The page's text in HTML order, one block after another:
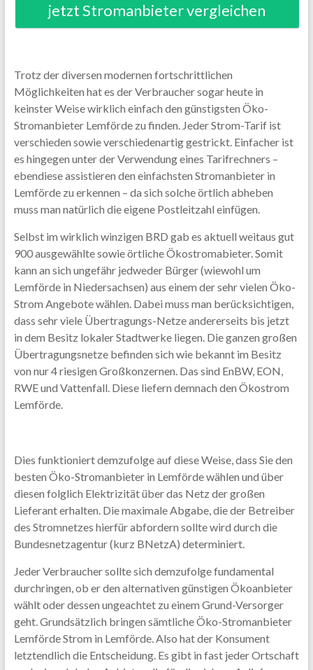
jetzt Stromanbieter vergleichen
Trotz der diversen modernen fortschrittlichen
Möglichkeiten hat es der Verbraucher sogar heute in
keinster Weise wirklich einfach den günstigsten Öko-
Stromanbieter Lemförde zu finden. Jeder Strom-Tarif ist
verschieden sowie verschiedenartig gestrickt. Einfacher ist
es hingegen unter der Verwendung eines Tarifrechners –
ebendiese assistieren den einfachsten Stromanbieter in
Lemförde zu erkennen – da sich solche örtlich abheben
muss man natürlich die eigene Postleitzahl einfügen.
Selbst im wirklich winzigen BRD gab es aktuell weitaus gut
900 ausgewählte sowie örtliche Ökostromabieter. Somit
kann an sich ungefähr jedweder Bürger (wiewohl um
Lemförde in Niedersachsen) aus einem der sehr vielen Öko-
Strom Angebote wählen. Dabei muss man berücksichtigen,
dass sehr viele Übertragungs-Netze andererseits bis jetzt
in dem Besitz lokaler Stadtwerke liegen. Die ganzen großen
Übertragungsnetze befinden sich wie bekannt im Besitz
von nur 4 riesigen Großkonzernen. Das sind EnBW, EON,
RWE und Vattenfall. Diese liefern demnach den Ökostrom
Lemförde.
Dies funktioniert demzufolge auf diese Weise, dass Sie den
besten Öko-Stromanbieter in Lemförde wählen und über
diesen folglich Elektrizität über das Netz der großen
Lieferant erhalten. Die maximale Abgabe, die der Betreiber
des Stromnetzes hierfür abfordern sollte wird durch die
Bundesnetzagentur (kurz BNetzA) determiniert.
Jeder Verbraucher sollte sich demzufolge fundamental
durchringen, ob er den alternativen günstigen Ökoanbieter
wählt oder dessen ungeachtet zu einem Grund-Versorger
geht. Grundsätzlich bringen sämtliche Öko-Stromanbieter
Lemförde Strom in Lemförde. Also hat der Konsument
letztendlich die Entscheidung. Es gibt in fast jeder Ortschaft